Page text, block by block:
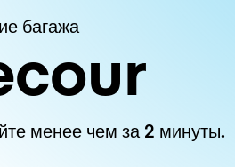
багажа
менее чем за 2 минуты.